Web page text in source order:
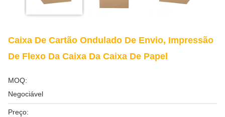
Caixa De Cartão Ondulado De Envio, Impressão
De Flexo Da Caixa Da Caixa De Papel
MOQ:
Negociável
Preço: